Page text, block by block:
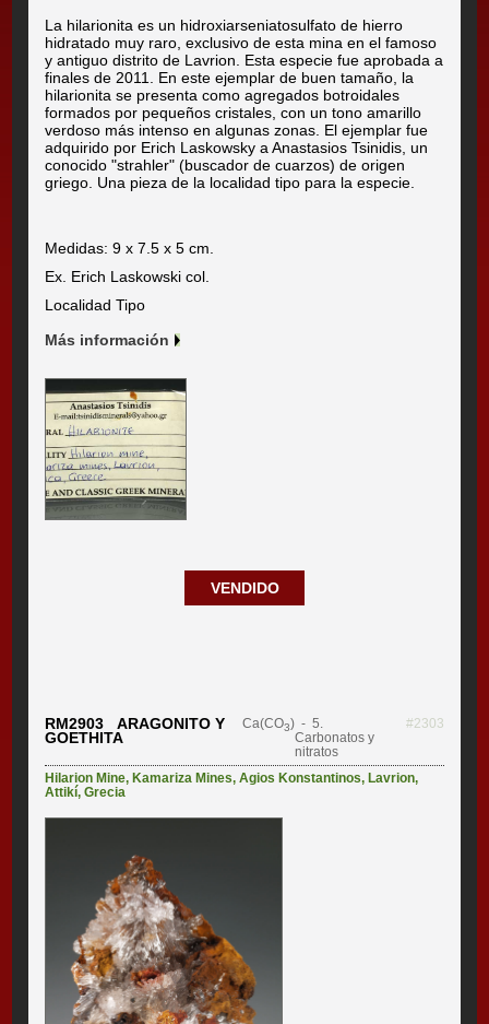
La hilarionita es un hidroxiarseniatosulfato de hierro
hidratado muy raro, exclusivo de esta mina en el famoso
y antiguo distrito de Lavrion. Esta especie fue aprobada a
finales de 2011. En este ejemplar de buen tamaño, la
hilarionita se presenta como agregados botroidales
formados por pequeños cristales, con un tono amarillo
verdoso más intenso en algunas zonas. El ejemplar fue
adquirido por Erich Laskowsky a Anastasios Tsinidis, un
conocido "strahler" (buscador de cuarzos) de origen
griego. Una pieza de la localidad tipo para la especie.
Medidas: 9 x 7.5 x 5 cm.
Ex. Erich Laskowski col.
Localidad Tipo
Más información
VENDIDO
RM2903 ARAGONITO Y
GOETHITA
Ca(CO3)- 5.
Carbonatos y
nitratos
#2303
Hilarion Mine, Kamariza Mines,Agios Konstantinos, Lavrion,
Attikí,Grecia